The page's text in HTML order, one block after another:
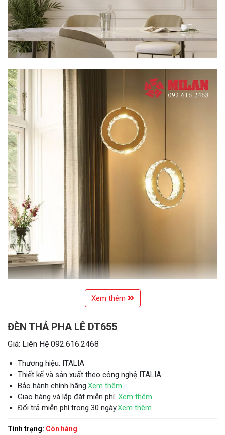
Xem thêm
ĐÈN THẢ PHA LÊ DT655
Giá: Liên Hệ 092.616.2468
Thương hiệu: ITALIA
Thiết kế và sản xuất theo công nghệ ITALIA
Bảo hành chính hãng.Xem thêm
Giao hàng và lắp đặt miễn phí. Xem thêm
Đổi trả miễn phí trong 30 ngày.Xem thêm
Tình trạng: Còn hàng